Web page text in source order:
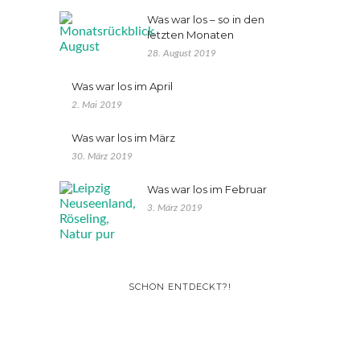
Was war los – so in den
letzten Monaten
28. August 2019
Was war los im April
2. Mai 2019
Was war los im März
30. März 2019
Was war los im Februar
3. März 2019
SCHON ENTDECKT?!